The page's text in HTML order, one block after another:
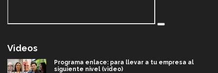
Videos
Programa enlace: para llevar a tu empresa al
siguiente nivel (video)